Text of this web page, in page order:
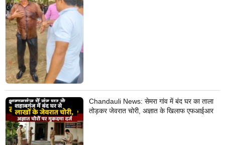
Chandauli News: सेमरा गांव में बंद घर का ताला
तोड़कर जेवरात चोरी, अज्ञात के खिलाफ एफआईआर